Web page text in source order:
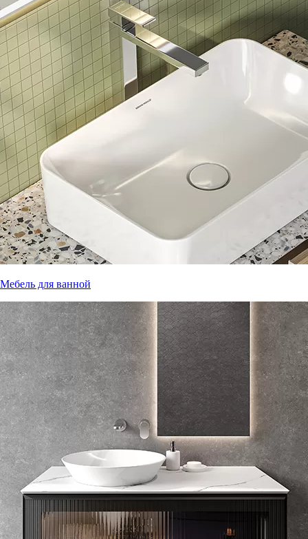
Мебель для ванной